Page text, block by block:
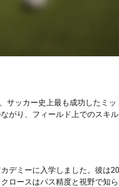
サッカー史上最も成功したミッ
がり、フィールド上でのスキ
デミーに入学しました。彼は
ロースはパス精度と視野で知